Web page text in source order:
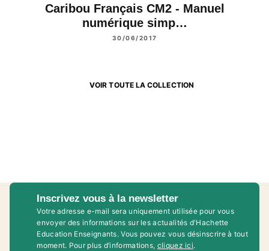
Caribou Français CM2 - Manuel
numérique simp…
30/06/2017
VOIR TOUTE LA COLLECTION
Inscrivez vous à la newsletter
Votre adresse e-mail sera uniquement utilisée pour vous
envoyer des informations sur les actualités d'Hachette
Education Enseignants. Vous pouvez vous désinscrire à tout
moment. Pour plus d’informations, cliquez ici.